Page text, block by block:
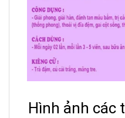
Hình ảnh các